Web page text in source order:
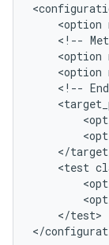
<option
<!--
<option
<option
<!--
<test
</test>